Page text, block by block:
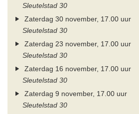
Sleutelstad 30
Zaterdag 30 november, 17.00 uur
Sleutelstad 30
Zaterdag 23 november, 17.00 uur
Sleutelstad 30
Zaterdag 16 november, 17.00 uur
Sleutelstad 30
Zaterdag 9 november, 17.00 uur
Sleutelstad 30